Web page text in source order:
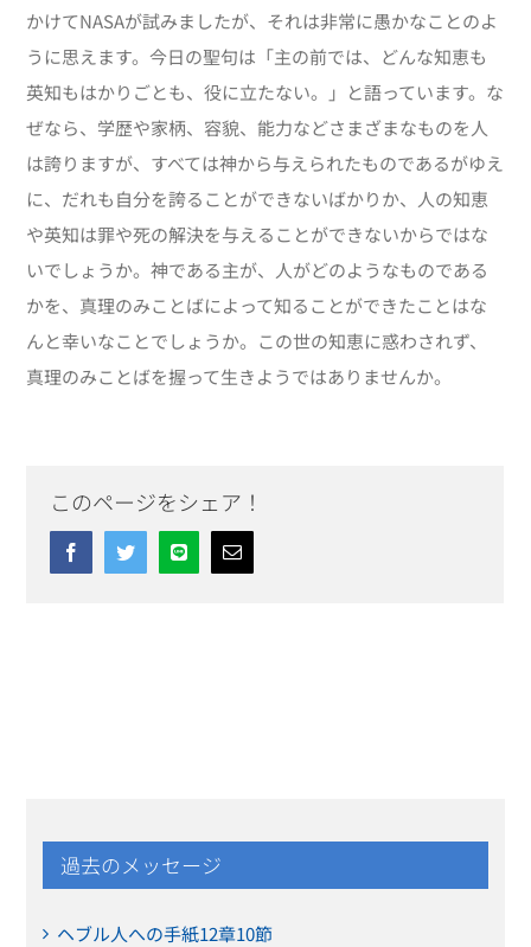
かけてNASAが試みましたが、それは非常に愚かなことのよ
うに思えます。今日の聖句は「主の前では、どんな知恵も
英知もはかりごとも、役に立たない。」と語っています。な
ぜなら、学歴や家柄、容貌、能力などさまざまなものを人
は誇りますが、すべては神から与えられたものであるがゆえ
に、だれも自分を誇ることができないばかりか、人の知恵
や英知は罪や死の解決を与えることができないからではな
いでしょうか。神である主が、人がどのようなものである
かを、真理のみことばによって知ることができたことはな
んと幸いなことでしょうか。この世の知恵に惑わされず、
真理のみことばを握って生きようではありませんか。
このページをシェア！
FacebookTwitterLine Email
過去のメッセージ
ヘブル人への手紙12章10節